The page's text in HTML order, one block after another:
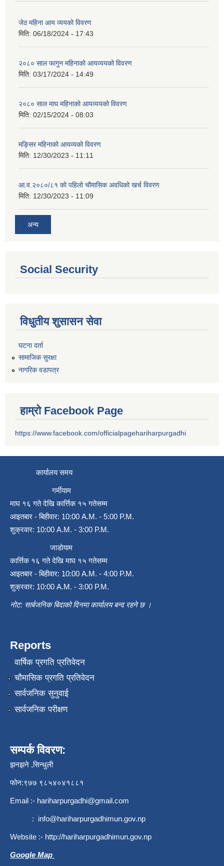
जेठ महिना आय व्ययको विवरण
मिति: 06/18/2024 - 17:43
२०८० साल फागुन महिनाको आयव्ययको विवरण
मिति: 03/17/2024 - 14:49
२०८० साल माघ महिनाको आयव्ययको विवरण
मिति: 02/15/2024 - 08:03
मङ्सिर महिनाको आयव्यको विवरण
मिति: 12/30/2023 - 11:11
आ.व.२०८०/८१ को पहिलो चौमासिक अवधिको खर्च विवरण
मिति: 12/30/2023 - 11:09
अन्य
Social Security
विधुतीय शुसासन सेवा
घटना दर्ता
सामाजिक सुरक्षा
नागरिक वडापत्र
हाम्रो Facebook Page
https://www.facebook.com/officialpagehariharpurgadhi
कार्यालय समय
गर्मीयाम
माघ १६ गते देखि कार्त्तिक १५ गतेसम्म
आइतबार - बिहीवार: 10:00 A.M. - 5:00 P.M.
शुक्रवार: 10:00 A.M. - 3:00 P.M.
जाडोयाम
कार्त्तिक १६ गते देखि माघ १५ गतेसम्म
आइतबार - बिहीवार: 10:00 A.M. - 4:00 P.M.
शुक्रवार: 10:00 A.M. - 3:00 P.M.
नोट: सार्बजनिक बिदाको दिनमा कार्यालय बन्द रहने छ ।
Reports
वार्षिक प्रगति प्रतिवेदन
चौमासिक प्रगति प्रतिवेदन
सार्वजनिक सुनुवाई
सार्वजनिक परीक्षण
सम्पर्क विवरण:
झनझने ,सिन्धुली
फोन:९७७ ९८५४०४१८८१
Email :- hariharpurgadhi@gmail.com
: info@hariharpurgadhimun.gov.np
Website :- http://hariharpurgadhimun.gov.np
Google Map